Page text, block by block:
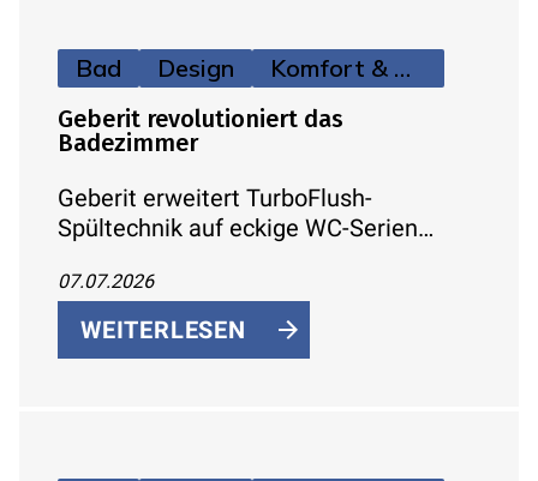
Bad Design Komfort & Hygiene
Geberit revolutioniert das
Badezimmer
Geberit erweitert TurboFlush-
Spültechnik auf eckige WC-Serien
Spülung, spülrandlos und
reinigungsfreundlich
07.07.2026
WEITERLESEN